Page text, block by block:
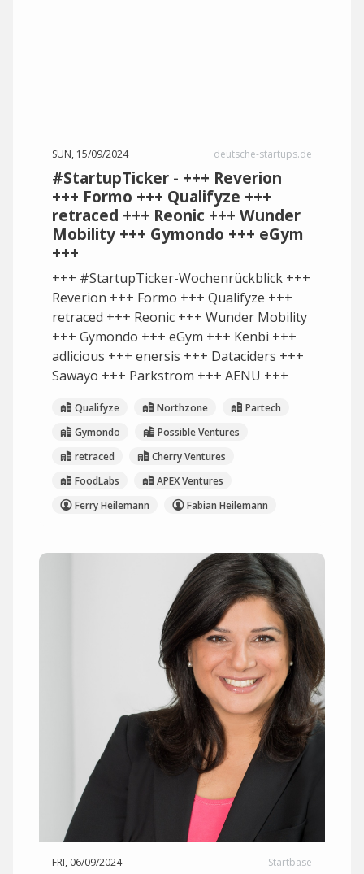
SUN, 15/09/2024 deutsche-startups.de
#StartupTicker - +++ Reverion
+++ Formo +++ Qualifyze +++
retraced +++ Reonic +++ Wunder
Mobility +++ Gymondo +++ eGym
+++
+++ #StartupTicker-Wochenrückblick +++
Reverion +++ Formo +++ Qualifyze +++
retraced +++ Reonic +++ Wunder Mobility
+++ Gymondo +++ eGym +++ Kenbi +++
adlicious +++ enersis +++ Dataciders +++
Sawayo +++ Parkstrom +++ AENU +++
Qualifyze Northzone
Partech
Gymondo
Possible Ventures
retraced
Cherry Ventures
FoodLabs
APEX Ventures
Ferry Heilemann
Fabian Heilemann
FRI, 06/09/2024 Startbase